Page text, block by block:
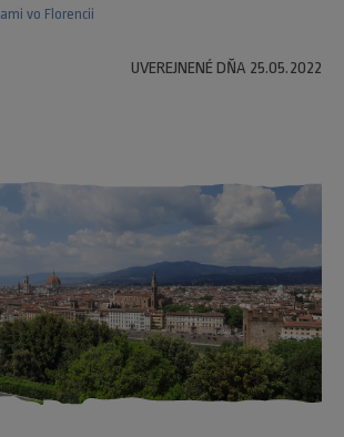
vo Florencii
UVEREJNENÉ DŇA 25.05.2022